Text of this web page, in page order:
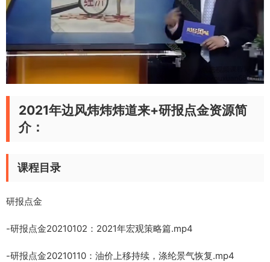
2021年边风炜炜炜道来+研报点金资源简
介：
课程目录
研报点金
-研报点金20210102：2021年宏观策略篇.mp4
-研报点金20210110：油价上移持续，涤纶景气恢复.mp4